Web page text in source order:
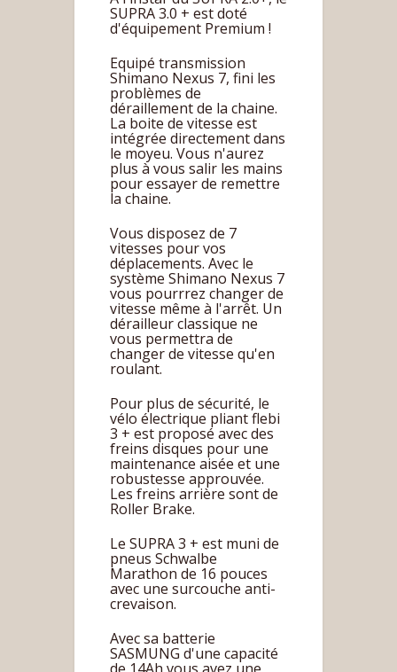
SUPRA 3.0 + est doté
d'équipement Premium !
Equipé transmission
Shimano Nexus 7, fini les
problèmes de
déraillement de la chaine.
La boite de vitesse est
intégrée directement dans
le moyeu. Vous n'aurez
plus à vous salir les mains
pour essayer de remettre
la chaine.
Vous disposez de 7
vitesses pour vos
déplacements. Avec le
système Shimano Nexus 7
vous pourrrez changer de
vitesse même à l'arrêt. Un
dérailleur classique ne
vous permettra de
changer de vitesse qu'en
roulant.
Pour plus de sécurité, le
vélo électrique pliant flebi
3 + est proposé avec des
freins disques pour une
maintenance aisée et une
robustesse approuvée.
Les freins arrière sont de
Roller Brake.
Le SUPRA 3 + est muni de
pneus Schwalbe
Marathon de 16 pouces
avec une surcouche anti-
crevaison.
Avec sa batterie
SASMUNG d'une capacité